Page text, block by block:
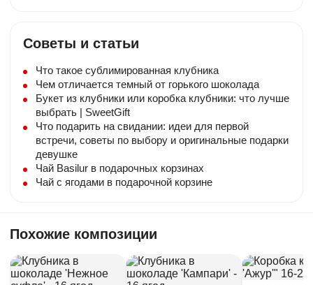
Советы и статьи
Что такое сублимированная клубника
Чем отличается темный от горького шоколада
Букет из клубники или коробка клубники: что лучше
выбрать | SweetGift
Что подарить на свидании: идеи для первой
встречи, советы по выбору и оригинальные подарки
девушке
Чай Basilur в подарочных корзинах
Чай с ягодами в подарочной корзине
Похожие композиции
Правила отмены
Бесплатно отменяется заказ за
сутки до начала интервала
доставки, деньги полностью
вернутся.
получить денежную компенсацию.
Нужна помощь с выбором?
ближайшее время и ответим на Ваши вопросы